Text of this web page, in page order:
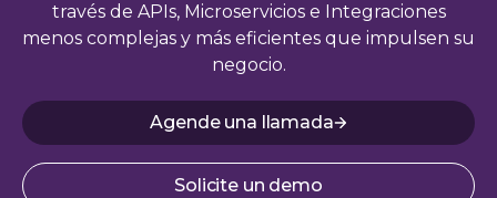
través de APIs, Microservicios e Integraciones
menos complejas y más eficientes que impulsen su
negocio.
Agende una llamada
Solicite un demo